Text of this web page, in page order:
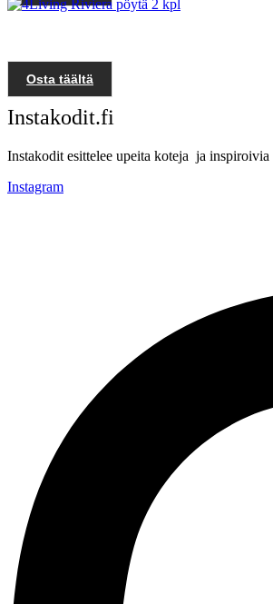
Osta täältä
Instakodit.fi
Instakodit esittelee upeita koteja ja
Instagram